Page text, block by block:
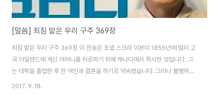
[말씀] 죄짐 맡은 우리 구주 369장
죄짐 맡은 우리 구주 369장 이 찬송은 조셉 스크라 이븐이 1855년에 멀리 고
국 아일랜드에 계신 어머니를 위로하기 위해 캐나다에서 작사한 것입니다. 그
는 대학을 졸업한 후 한 여인과 결혼을 하기로 약속했습니다. 그러나 불행하게
도 결혼 전날 밤 배가 침몰하여 내일 결혼할 여인이 물에 빠져 죽는 슬픔을 겪게
2017. 9. 18.